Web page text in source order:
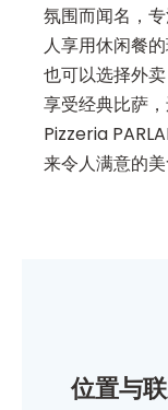
氛围而闻名，
人享用休闲餐
也可以选择外
享受经典比萨
Pizzeria
来令人满意的美
位置与